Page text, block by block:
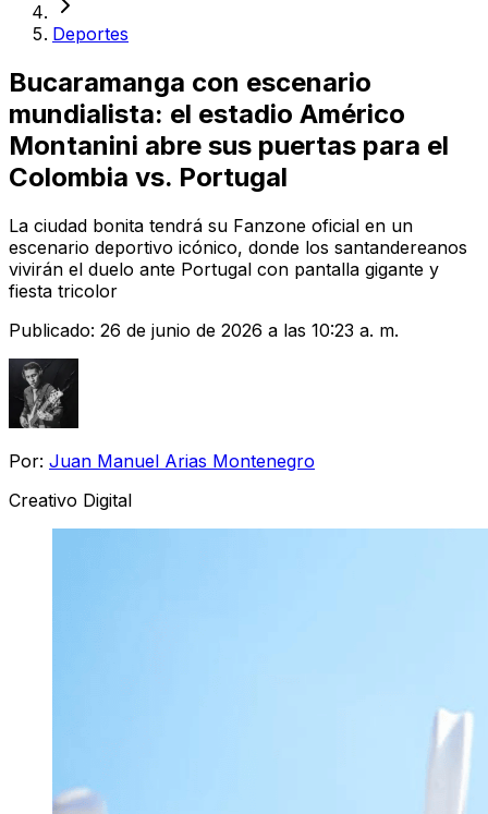
Deportes
Bucaramanga con escenario
mundialista: el estadio Américo
Montanini abre sus puertas para el
Colombia vs. Portugal
La ciudad bonita tendrá su Fanzone oficial en un
escenario deportivo icónico, donde los santandereanos
vivirán el duelo ante Portugal con pantalla gigante y
fiesta tricolor
Publicado: 26 de junio de 2026 a las 10:23 a. m.
Por: Juan Manuel Arias Montenegro
Creativo Digital